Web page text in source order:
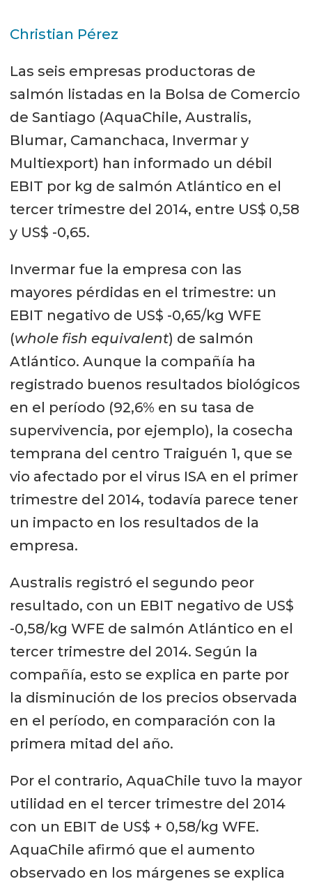
Christian Pérez
Las seis empresas productoras de
salmón listadas en la Bolsa de Comercio
de Santiago (AquaChile, Australis,
Blumar, Camanchaca, Invermar y
Multiexport) han informado un débil
EBIT por kg de salmón Atlántico en el
tercer trimestre del 2014, entre US$ 0,58
y US$ -0,65.
Invermar fue la empresa con las
mayores pérdidas en el trimestre: un
EBIT negativo de US$ -0,65/kg WFE
(whole fish equivalent) de salmón
Atlántico. Aunque la compañía ha
registrado buenos resultados biológicos
en el período (92,6% en su tasa de
supervivencia, por ejemplo), la cosecha
temprana del centro Traiguén 1, que se
vio afectado por el virus ISA en el primer
trimestre del 2014, todavía parece tener
un impacto en los resultados de la
empresa.
Australis registró el segundo peor
resultado, con un EBIT negativo de US$
-0,58/kg WFE de salmón Atlántico en el
tercer trimestre del 2014. Según la
compañía, esto se explica en parte por
la disminución de los precios observada
en el período, en comparación con la
primera mitad del año.
Por el contrario, AquaChile tuvo la mayor
utilidad en el tercer trimestre del 2014
con un EBIT de US$ + 0,58/kg WFE.
AquaChile afirmó que el aumento
observado en los márgenes se explica